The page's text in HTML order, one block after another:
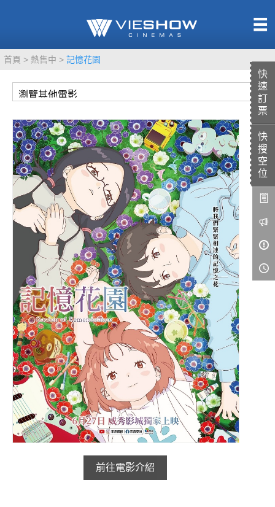
快
速
訂
票
快
搜
空
位
首頁 熱售中 記憶花園
前往電影介紹
TITAN SCREEN
MUCROWN
IMAX
4DX
VR 演唱會
GOLD CLASS
AD口述影像
LIVE演唱會
影城餐飲
UNICORN
影城公告
影城活動
中獎名單
合作夥伴
商家介紹
加入iShow
會員Q&A